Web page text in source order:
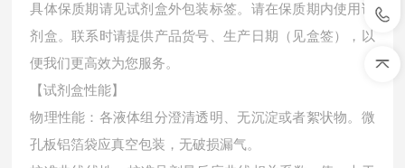
具体保质期请见试剂盒外包装标签。请在保质期内使用试
剂盒。联系时请提供产品货号、生产日期（见盒签），以
便我们更高效为您服务。
【试剂盒性能】
物理性能：各液体组分澄清透明、无沉淀或者絮状物。微
孔板铝箔袋应真空包装，无破损漏气。